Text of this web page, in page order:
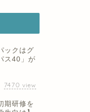
ックはグ
ス40」が
7470 view
期研修を